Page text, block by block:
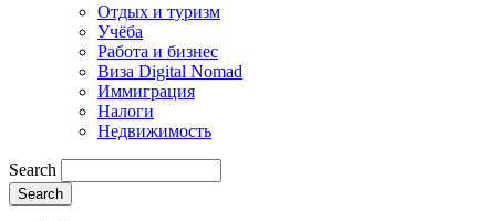
Отдых и туризм
Учёба
Работа и бизнес
Виза Digital Nomad
Иммиграция
Налоги
Недвижимость
Search